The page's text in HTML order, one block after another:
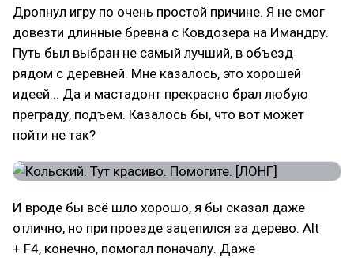
Дропнул игру по очень простой причине. Я не смог
довезти длинные бревна с Ковдозера на Имандру.
Путь был выбран не самый лучший, в объезд
рядом с деревней. Мне казалось, это хорошей
идеей... Да и мастадонт прекрасно брал любую
преграду, подъём. Казалось бы, что вот может
пойти не так?
И вроде бы всё шло хорошо, я бы сказал даже
отлично, но при проезде зацепился за дерево. Alt
+ F4, конечно, помогал поначалу. Даже